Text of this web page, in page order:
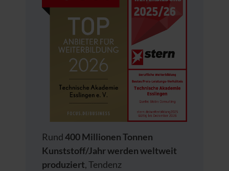
Rund400 Millionen Tonnen
Kunststoff/Jahr werden weltweit
produziert, Tendenz